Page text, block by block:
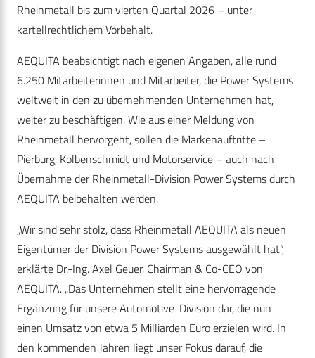
Rheinmetall bis zum vierten Quartal 2026 – unter
kartellrechtlichem Vorbehalt.
AEQUITA beabsichtigt nach eigenen Angaben, alle rund
6.250 Mitarbeiterinnen und Mitarbeiter, die Power Systems
weltweit in den zu übernehmenden Unternehmen hat,
weiter zu beschäftigen.Wie aus einer Meldung von
Rheinmetall hervorgeht, sollen die Markenauftritte –
Pierburg, Kolbenschmidt und Motorservice – auch nach
Übernahme der Rheinmetall-Division Power Systems durch
AEQUITA beibehalten werden.
„Wir sind sehr stolz, dass Rheinmetall AEQUITA als neuen
Eigentümer der Division Power Systems ausgewählt hat“,
erklärte Dr.-Ing. Axel Geuer, Chairman & Co-CEO von
AEQUITA. „Das Unternehmen stellt eine hervorragende
Ergänzung für unsere Automotive-Division dar, die nun
einen Umsatz von etwa 5 Milliarden Euro erzielen wird. In
den kommenden Jahren liegt unser Fokus darauf, die